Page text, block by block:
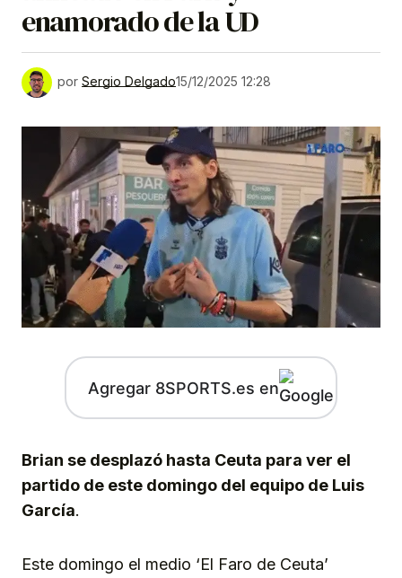
enamorado de la UD
por Sergio Delgado15/12/2025 12:28
Agregar 8SPORTS.es en
Brian se desplazó hasta Ceuta para ver el
partido de este domingo del equipo de Luis
García.
Este domingo el medio ‘El Faro de Ceuta’